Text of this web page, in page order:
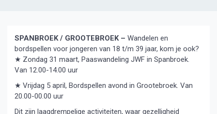
SPANBROEK / GROOTEBROEK – Wandelen en
bordspellen voor jongeren van 18 t/m 39 jaar, kom je ook?
★ Zondag 31 maart, Paaswandeling JWF in Spanbroek.
Van 12.00-14.00 uur
★ Vrijdag 5 april, Bordspellen avond in Grootebroek. Van
20.00-00.00 uur
Dit zijn laagdrempelige activiteiten, waar gezelligheid